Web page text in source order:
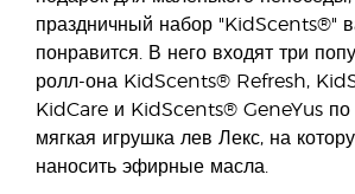
праздничный набор "KidScents®"
понравится. В него входят три
ролл-она KidScents® Refresh,
KidCare и KidScents® GeneYus
мягкая игрушка лев Лекс, на
наносить эфирные масла.